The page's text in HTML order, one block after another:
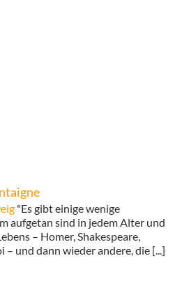
"Es gibt einige wenige
aufgetan sind in jedem Alter und
– Homer, Shakespeare,
– und dann wieder andere, die [...]